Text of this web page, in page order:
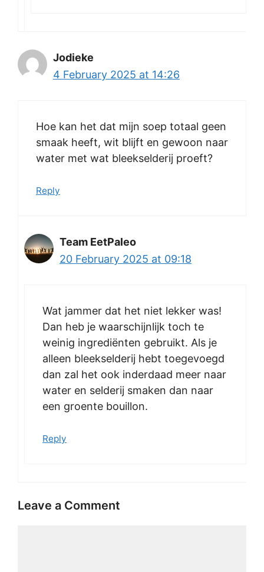
Jodieke
4 February 2025 at 14:26
Hoe kan het dat mijn soep totaal geen
smaak heeft, wit blijft en gewoon naar
water met wat bleekselderij proeft?
Reply
Team EetPaleo
20 February 2025 at 09:18
Wat jammer dat het niet lekker was!
Dan heb je waarschijnlijk toch te
weinig ingrediënten gebruikt. Als je
alleen bleekselderij hebt toegevoegd
dan zal het ook inderdaad meer naar
water en selderij smaken dan naar
een groente bouillon.
Reply
Leave a Comment